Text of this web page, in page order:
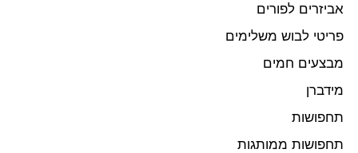
אביזרים לפורים
פריטי לבוש משלימים
מבצעים חמים
מידברן
תחפושות
תחפושות ממותגות